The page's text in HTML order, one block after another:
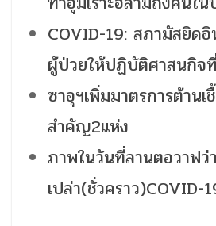
COVID-19: สภามัสยิดอิ
ผู้ป่วยให้ปฏิบัติศาสนกิจ
ซาอุฯเพิ่มมาตรการต้านเ
สำคัญ2แห่ง
ภาพในวันที่ลานตอวาฟว่
เปล่า(ชั่วคราว)COVID-